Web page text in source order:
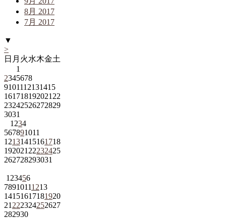
8月 2017
7月 2017
▼
>
日 月 火水木金土
1
2345678
9101112131415
161718192021 22
23242526272829
3031
1 234
567891011
12131415161718
192021 22232425
262728293031
1 23456
78910111213
14151617181920
21 222324252627
282930